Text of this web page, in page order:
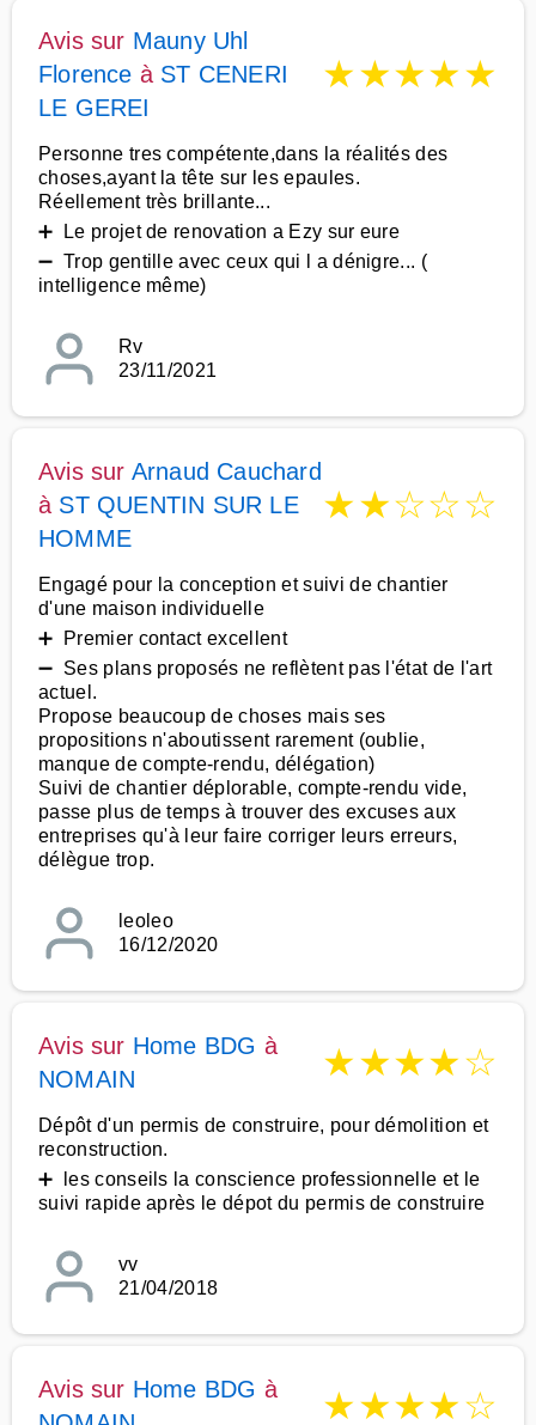
Avis sur Mauny Uhl
Florence à ST CENERI
LE GEREI
★★★★★
Personne tres compétente,dans la réalités des
choses,ayant la tête sur les epaules.
Réellement très brillante...
➕ Le projet de renovation a Ezy sur eure
➖ Trop gentille avec ceux qui l a dénigre... (
intelligence même)
Rv
23/11/2021
Avis sur Arnaud Cauchard
à ST QUENTIN SUR LE
HOMME
★★☆☆☆
Engagé pour la conception et suivi de chantier
d'une maison individuelle
➕ Premier contact excellent
➖ Ses plans proposés ne reflètent pas l'état de l'art
actuel.
Propose beaucoup de choses mais ses
propositions n'aboutissent rarement (oublie,
manque de compte-rendu, délégation)
Suivi de chantier déplorable, compte-rendu vide,
passe plus de temps à trouver des excuses aux
entreprises qu'à leur faire corriger leurs erreurs,
délègue trop.
leoleo
16/12/2020
Avis sur Home BDG à
NOMAIN
★★★★☆
Dépôt d'un permis de construire, pour démolition et
reconstruction.
➕ les conseils la conscience professionnelle et le
suivi rapide après le dépot du permis de construire
vv
21/04/2018
Avis sur Home BDG à
★★★★☆